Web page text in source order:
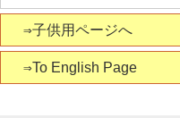
⇒子供用ページへ
⇒To English Page